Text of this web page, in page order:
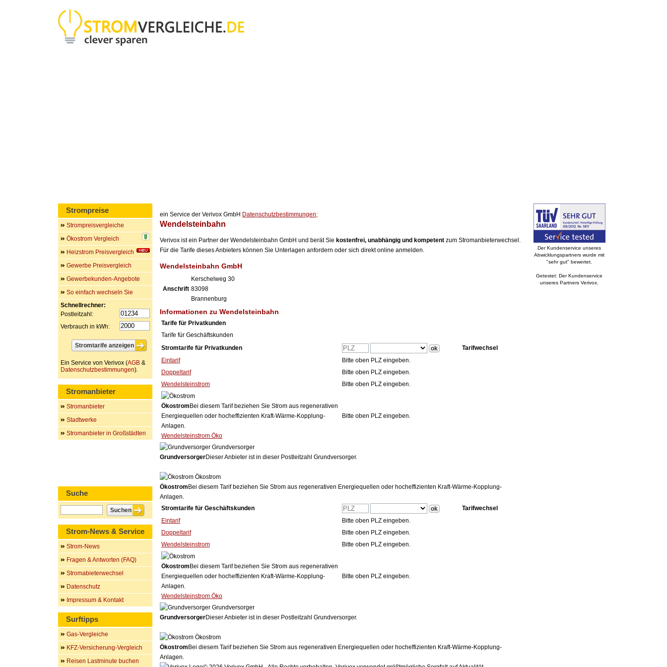
ein Service der Verivox GmbH Datenschutzbestimmungen;
Wendelsteinbahn
Verivox ist ein Partner der Wendelsteinbahn GmbH und berät Sie kostenfrei, unabhängig und kompetent zum Stromanbieterwechsel.
Für die Tarife dieses Anbieters können Sie Unterlagen anfordern oder sich direkt online anmelden.
Wendelsteinbahn GmbH
Anschrift
Kerschelweg 30
83098
Brannenburg
Informationen zu Wendelsteinbahn
Tarife für Privatkunden
Tarife für Geschäftskunden
Stromtarife für Privatkunden
Tarifwechsel
Eintarif
Bitte oben PLZ eingeben.
Doppeltarif
Bitte oben PLZ eingeben.
Wendelsteinstrom
Bitte oben PLZ eingeben.
Ökostrom Bei diesem Tarif beziehen Sie Strom aus regenerativen
Energiequellen oder hocheffizienten Kraft-Wärme-Kopplung-
Anlagen.
Wendelsteinstrom Öko
Bitte oben PLZ eingeben.
Grundversorger
GrundversorgerDieser Anbieter ist in dieser Postleitzahl Grundversorger.
Ökostrom
Ökostrom Bei diesem Tarif beziehen Sie Strom aus regenerativen Energiequellen oder hocheffizienten Kraft-Wärme-Kopplung-
Anlagen.
Stromtarife für Geschäftskunden
Tarifwechsel
Eintarif
Bitte oben PLZ eingeben.
Doppeltarif
Bitte oben PLZ eingeben.
Wendelsteinstrom
Bitte oben PLZ eingeben.
Ökostrom Bei diesem Tarif beziehen Sie Strom aus regenerativen
Energiequellen oder hocheffizienten Kraft-Wärme-Kopplung-
Anlagen.
Wendelsteinstrom Öko
Bitte oben PLZ eingeben.
Grundversorger
GrundversorgerDieser Anbieter ist in dieser Postleitzahl Grundversorger.
Ökostrom
Ökostrom Bei diesem Tarif beziehen Sie Strom aus regenerativen Energiequellen oder hocheffizienten Kraft-Wärme-Kopplung-
Anlagen.
Strompreise
Strompreisvergleiche
Ökostrom Vergleich
Heizstrom Preisvergleich
Gewerbe Preisvergleich
Gewerbekunden-Angebote
So einfach wechseln Sie
Schnellrechner:
Postleitzahl:
Verbrauch in kWh:
Ein Service von Verivox (AGB &
Datenschutzbestimmungen).
Stromanbieter
Stromanbieter
Stadtwerke
Stromanbieter in Großstädten
Suche
Strom-News & Service
Strom-News
Fragen & Antworten (FAQ)
Stromabieterwechsel
Datenschutz
Impressum & Kontakt
Surftipps
Gas-Vergleiche
KFZ-Versicherung-Vergleich
Reisen Lastminute buchen
Der Kundenservice unseres
Abwicklungspartners wurde mit
"sehr gut" bewertet.
Getestet: Der Kundenservice
unseres Partners Verivox.